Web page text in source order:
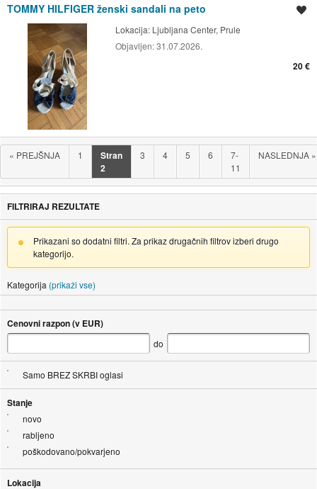
TOMMY HILFIGER ženski sandali na peto
Lokacija: Ljubljana Center, Prule
Objavljen:31.07.2026.
20 €
« PREJŠNJA 1
Stran
2
3 4 5 6
7-
11
NASLEDNJA »
FILTRIRAJ REZULTATE
Prikazani so dodatni filtri. Za prikaz drugačnih filtrov izberi drugo
kategorijo.
Kategorija (prikaži vse)
Cenovni razpon (v EUR)
do
Samo BREZ SKRBI oglasi
Stanje
novo
rabljeno
poškodovano/pokvarjeno
Lokacija